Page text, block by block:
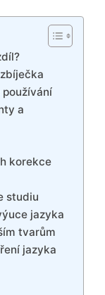
a
korekce
studiu
jazyka
tvarům
jazyka